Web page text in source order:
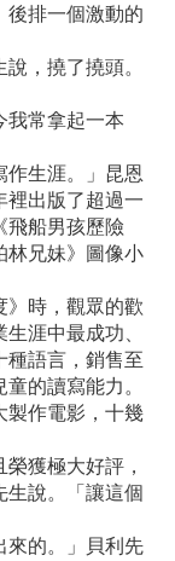
排一個激動的
，撓了撓頭。
常拿起一本
生涯。」昆恩
裡出版了超過一
飛船男孩歷險
林兄妹》圖像小
時，觀眾的歡
涯中最成功、
種語言，銷售至
的讀寫能力。
製作電影，十幾
獲極大好評，
生說。「讓這個
的。」貝利先